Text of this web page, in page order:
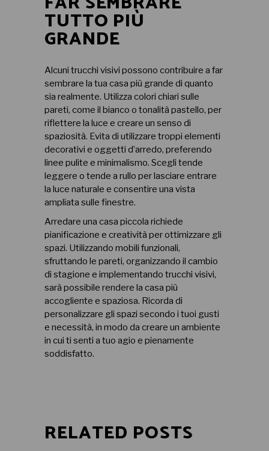
TUTTO PIÙ
GRANDE
Alcuni trucchi visivi possono contribuire a far
sembrare la tua casa più grande di quanto
sia realmente. Utilizza colori chiari sulle
pareti, come il bianco o tonalità pastello, per
riflettere la luce e creare un senso di
spaziosità. Evita di utilizzare troppi elementi
decorativi e oggetti d’arredo, preferendo
linee pulite e minimalismo. Scegli tende
leggere o tende a rullo per lasciare entrare
la luce naturale e consentire una vista
ampliata sulle finestre.
Arredare una casa piccola richiede
pianificazione e creatività per ottimizzare gli
spazi. Utilizzando mobili funzionali,
sfruttando le pareti, organizzando il cambio
di stagione e implementando trucchi visivi,
sarà possibile rendere la casa più
accogliente e spaziosa. Ricorda di
personalizzare gli spazi secondo i tuoi gusti
e necessità, in modo da creare un ambiente
in cui ti senti a tuo agio e pienamente
soddisfatto.
RELATED POSTS